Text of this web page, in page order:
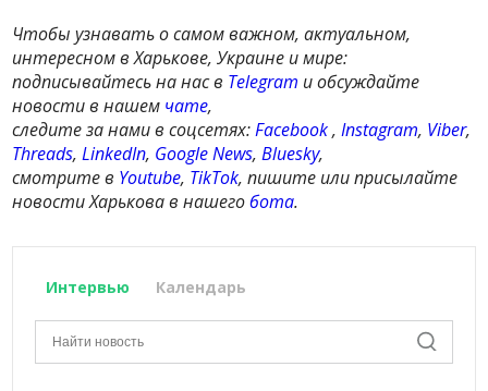
Чтобы узнавать о самом важном, актуальном,
интересном в Харькове, Украине и мире:
подписывайтесь на нас в Telegram и обсуждайте
новости в нашем чате,
следите за нами в соцсетях:Facebook,Instagram, Viber,
Threads,LinkedIn, Google News,Bluesky,
смотрите в Youtube, TikTok, пишите или присылайте
новости Харькова в нашегобота.
Интервью Календарь